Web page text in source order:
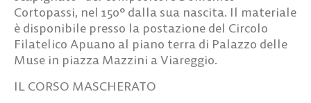
Cortopassi, nel 150° dalla sua nascita. Il materiale
è disponibile presso la postazione del Circolo
Filatelico Apuano al piano terra di Palazzo delle
Muse in piazza Mazzini a Viareggio.
IL CORSO MASCHERATO